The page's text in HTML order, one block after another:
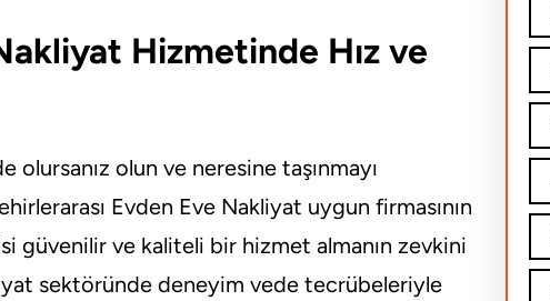
Hizmetinde Hız ve
olursanız olun ve neresine taşınmayı
Evden Eve Nakliyat uygun firmasının
güvenilir ve kaliteli bir hizmet almanın zevkini
sektöründe deneyim vede tecrübeleriyle